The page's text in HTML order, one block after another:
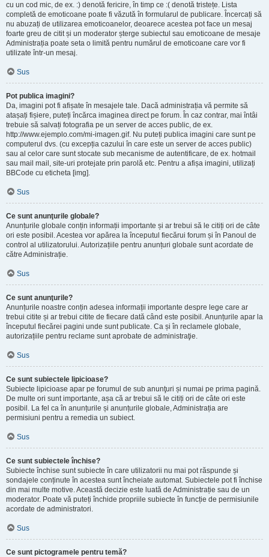
cu un cod mic, de ex. :) denotă fericire, în timp ce :( denotă tristețe. Lista
completă de emoticoane poate fi văzută în formularul de publicare. Încercați să
nu abuzați de utilizarea emoticoanelor, deoarece acestea pot face un mesaj
foarte greu de citit și un moderator șterge subiectul sau emoticoane de mesaje
Administrația poate seta o limită pentru numărul de emoticoane care vor fi
utilizate într-un mesaj.
Sus
Pot publica imagini?
Da, imagini pot fi afișate în mesajele tale. Dacă administrația vă permite să
atașați fișiere, puteți încărca imaginea direct pe forum. În caz contrar, mai întâi
trebuie să salvați fotografia pe un server de acces public, de ex.
http://www.ejemplo.com/mi-imagen.gif. Nu puteți publica imagini care sunt pe
computerul dvs. (cu excepția cazului în care este un server de acces public)
sau al celor care sunt stocate sub mecanisme de autentificare, de ex. hotmail
sau mail mail, site-uri protejate prin parolă etc. Pentru a afișa imagini, utilizați
BBCode cu eticheta [img].
Sus
Ce sunt anunţurile globale?
Anunțurile globale conțin informații importante și ar trebui să le citiți ori de câte
ori este posibil. Acestea vor apărea la începutul fiecărui forum și în Panoul de
control al utilizatorului. Autorizațiile pentru anunțuri globale sunt acordate de
către Administrație.
Sus
Ce sunt anunţurile?
Anunțurile noastre conțin adesea informații importante despre lege care ar
trebui citite și ar trebui citite de fiecare dată când este posibil. Anunțurile apar la
începutul fiecărei pagini unde sunt publicate. Ca și în reclamele globale,
autorizațiile pentru reclame sunt aprobate de administraţie.
Sus
Ce sunt subiectele lipicioase?
Subiecte lipicioase apar pe forumul de sub anunţuri și numai pe prima pagină.
De multe ori sunt importante, așa că ar trebui să le citiți ori de câte ori este
posibil. La fel ca în anunțurile și anunțurile globale, Administrația are
permisiuni pentru a remedia un subiect.
Sus
Ce sunt subiectele închise?
Subiecte închise sunt subiecte în care utilizatorii nu mai pot răspunde și
sondajele conținute în acestea sunt încheiate automat. Subiectele pot fi închise
din mai multe motive. Această decizie este luată de Administrație sau de un
moderator. Poate vă puteți închide propriile subiecte în funcție de permisiunile
acordate de administratori.
Sus
Ce sunt pictogramele pentru temă?